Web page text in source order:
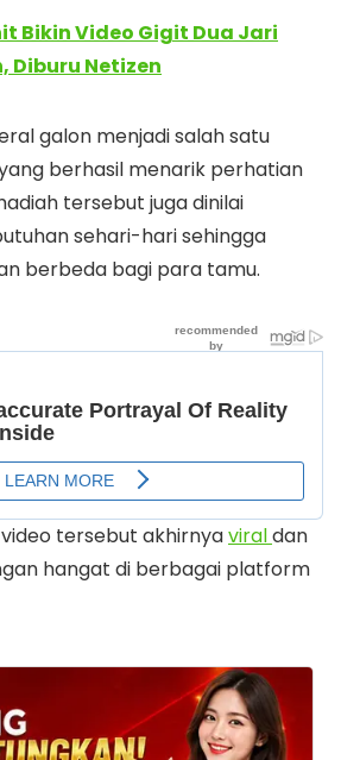
Bikin Video Gigit Dua Jari
Diburu Netizen
galon menjadi salah satu
berhasil menarik perhatian
tersebut juga dinilai
sehari-hari sehingga
berbeda bagi para tamu.
tersebut akhirnyaviraldan
hangat di berbagai platform